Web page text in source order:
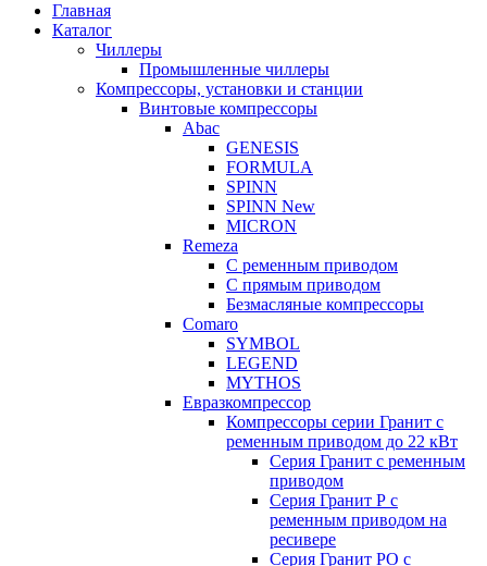
Главная
Каталог
Чиллеры
Промышленные чиллеры
Компрессоры, установки и станции
Винтовые компрессоры
Abac
GENESIS
FORMULA
SPINN
SPINN New
MICRON
Remeza
С ременным приводом
С прямым приводом
Безмасляные компрессоры
Comaro
SYMBOL
LEGEND
MYTHOS
Евразкомпрессор
Компрессоры серии Гранит с
ременным приводом до 22 кВт
Серия Гранит с ременным
приводом
Серия Гранит Р с
ременным приводом на
ресивере
Серия Гранит РО с